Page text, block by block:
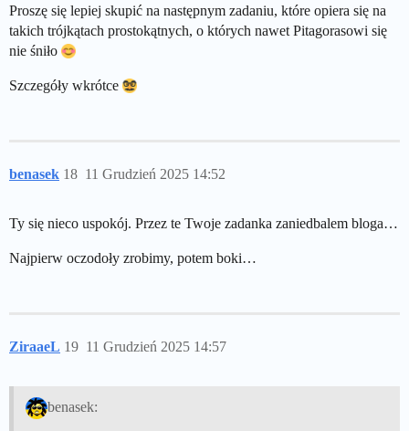
Proszę się lepiej skupić na następnym zadaniu, które opiera się na
takich trójkątach prostokątnych, o których nawet Pitagorasowi się
nie śniło
Szczegóły wkrótce
benasek 11 Grudzień 2025 14:52
18
Ty się nieco uspokój. Przez te Twoje zadanka zaniedbalem bloga…
Najpierw oczodoły zrobimy, potem boki…
ZiraaeL 11 Grudzień 2025 14:57
19
benasek: